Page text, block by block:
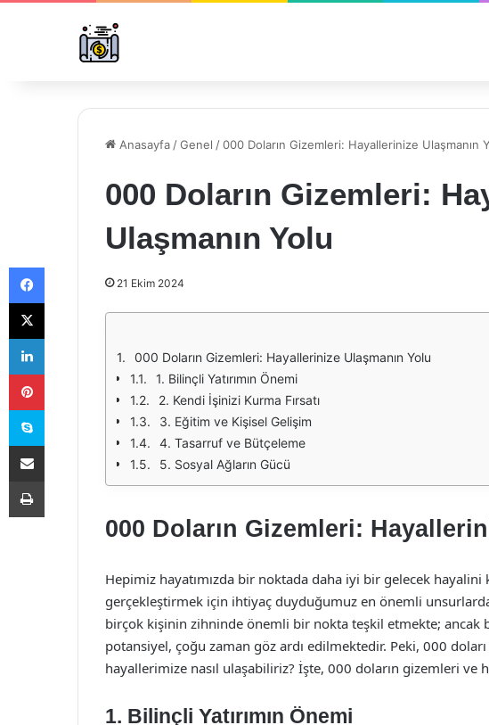
Anasayfa /Genel /000 Doların Gizemleri: Hayallerinize Ulaşmanın
000 Doların Gizemleri:
Ulaşmanın Yolu
21 Ekim 2024
000 Doların Gizemleri: Hayallerinize Ulaşmanın Yolu
1. Bilinçli Yatırımın Önemi
2. Kendi İşinizi Kurma Fırsatı
3. Eğitim ve Kişisel Gelişim
4. Tasarruf ve Bütçeleme
5. Sosyal Ağların Gücü
000 Doların Gizemleri:
Hepimiz hayatımızda bir noktada daha iyi bir gelecek
gerçekleştirmek için ihtiyaç duyduğumuz en önemli
birçok kişinin zihninde önemli bir nokta teşkil etmekte; ancak
potansiyel, çoğu zaman göz ardı edilmektedir. Peki, 000
hayallerimize nasıl ulaşabiliriz? İşte, 000 doların gizemleri ve
1. Bilinçli Yatırımın Önemi
Facebook
X
LinkedIn
Pinterest
Skype
E-Posta ile paylaş